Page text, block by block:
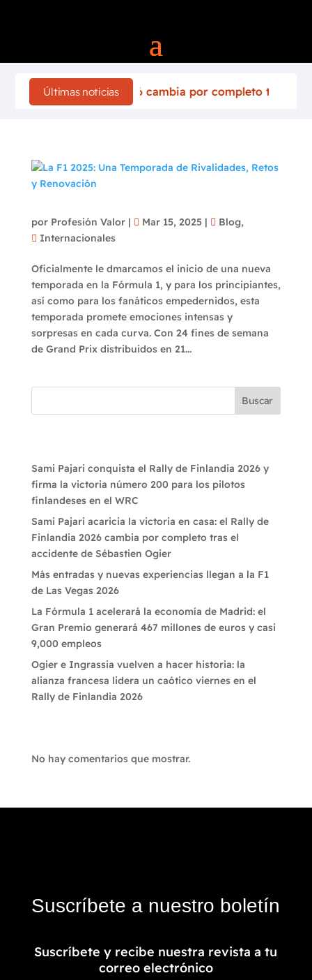
Últimas noticias
de Finlandia 2026 cambia por completo tras el
por Profesión Valor| Mar 15, 2025| Blog,
Internacionales
Oficialmente le dmarcamos el inicio de una nueva
temporada en la Fórmula 1, y para los principiantes,
así como para los fanáticos empedernidos, esta
temporada promete emociones intensas y
sorpresas en cada curva. Con 24 fines de semana
de Grand Prix distribuidos en 21...
Buscar
Sami Pajari conquista el Rally de Finlandia 2026 y
firma la victoria número 200 para los pilotos
finlandeses en el WRC
Sami Pajari acaricia la victoria en casa: el Rally de
Finlandia 2026 cambia por completo tras el
accidente de Sébastien Ogier
Más entradas y nuevas experiencias llegan a la F1
de Las Vegas 2026
La Fórmula 1 acelerará la economía de Madrid: el
Gran Premio generará 467 millones de euros y casi
9,000 empleos
Ogier e Ingrassia vuelven a hacer historia: la
alianza francesa lidera un caótico viernes en el
Rally de Finlandia 2026
No hay comentarios que mostrar.
Suscríbete a nuestro boletín
Suscríbete y recibe nuestra revista a tu
correo electrónico